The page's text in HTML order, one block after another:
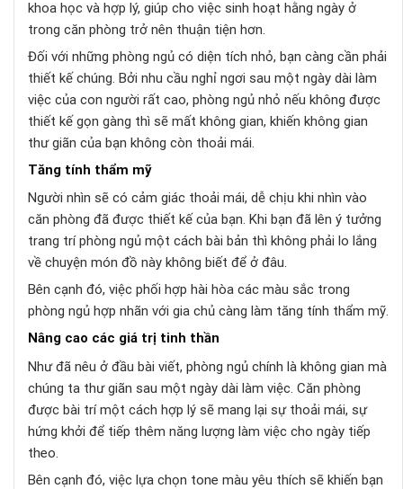
khoa học và hợp lý, giúp cho việc sinh hoạt hằng ngày ở
trong căn phòng trở nên thuận tiện hơn.
Đối với những phòng ngủ có diện tích nhỏ, bạn càng cần phải
thiết kế chúng. Bởi nhu cầu nghỉ ngơi sau một ngày dài làm
việc của con người rất cao, phòng ngủ nhỏ nếu không được
thiết kế gọn gàng thì sẽ mất không gian, khiến không gian
thư giãn của bạn không còn thoải mái.
Tăng tính thẩm mỹ
Người nhìn sẽ có cảm giác thoải mái, dễ chịu khi nhìn vào
căn phòng đã được thiết kế của bạn. Khi bạn đã lên ý tưởng
trang trí phòng ngủ một cách bài bản thì không phải lo lắng
về chuyện món đồ này không biết để ở đâu.
Bên cạnh đó, việc phối hợp hài hòa các màu sắc trong
phòng ngủ hợp nhãn với gia chủ càng làm tăng tính thẩm mỹ.
Nâng cao các giá trị tinh thần
Như đã nêu ở đầu bài viết, phòng ngủ chính là không gian mà
chúng ta thư giãn sau một ngày dài làm việc. Căn phòng
được bài trí một cách hợp lý sẽ mang lại sự thoải mái, sự
hứng khởi để tiếp thêm năng lượng làm việc cho ngày tiếp
theo.
Bên cạnh đó, việc lựa chọn tone màu yêu thích sẽ khiến bạn